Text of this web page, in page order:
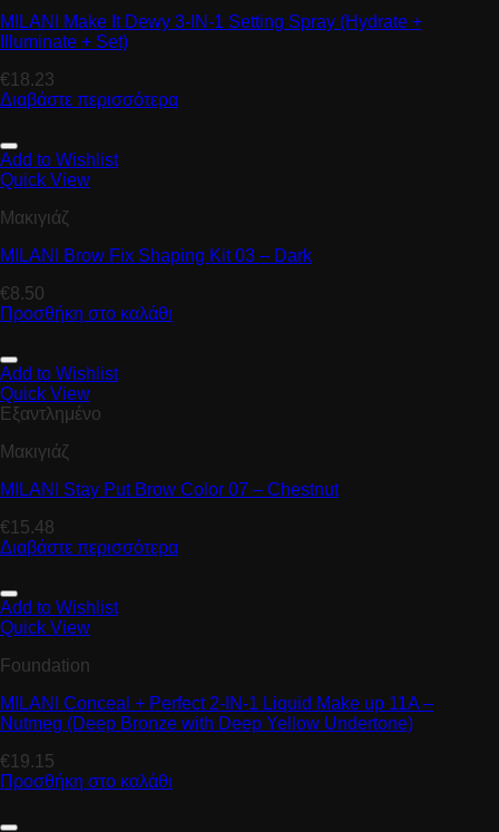
MILANI Make It Dewy 3-IN-1 Setting Spray (Hydrate +
Illuminate + Set)
€18.23
Διαβάστε περισσότερα
Add to Wishlist
Quick View
Μακιγιάζ
MILANI Brow Fix Shaping Kit 03 – Dark
€8.50
Προσθήκη στο καλάθι
Add to Wishlist
Quick View
Εξαντλημένο
Μακιγιάζ
MILANI Stay Put Brow Color 07 – Chestnut
€15.48
Διαβάστε περισσότερα
Add to Wishlist
Quick View
Foundation
MILANI Conceal + Perfect 2-IN-1 Liquid Make up 11A –
Nutmeg (Deep Bronze with Deep Yellow Undertone)
€19.15
Προσθήκη στο καλάθι